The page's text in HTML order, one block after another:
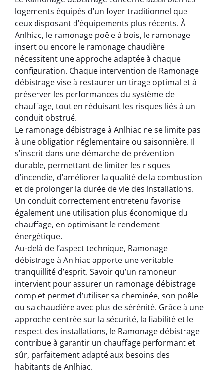
logements équipés d’un foyer traditionnel que
ceux disposant d’équipements plus récents. À
Anlhiac, le ramonage poêle à bois, le ramonage
insert ou encore le ramonage chaudière
nécessitent une approche adaptée à chaque
configuration. Chaque intervention de Ramonage
débistrage vise à restaurer un tirage optimal et à
préserver les performances du système de
chauffage, tout en réduisant les risques liés à un
conduit obstrué.
Le ramonage débistrage à Anlhiac ne se limite pas
à une obligation réglementaire ou saisonnière. Il
s’inscrit dans une démarche de prévention
durable, permettant de limiter les risques
d’incendie, d’améliorer la qualité de la combustion
et de prolonger la durée de vie des installations.
Un conduit correctement entretenu favorise
également une utilisation plus économique du
chauffage, en optimisant le rendement
énergétique.
Au-delà de l’aspect technique, Ramonage
débistrage à Anlhiac apporte une véritable
tranquillité d’esprit. Savoir qu’un ramoneur
intervient pour assurer un ramonage débistrage
complet permet d’utiliser sa cheminée, son poêle
ou sa chaudière avec plus de sérénité. Grâce à une
approche centrée sur la sécurité, la fiabilité et le
respect des installations, le Ramonage débistrage
contribue à garantir un chauffage performant et
sûr, parfaitement adapté aux besoins des
habitants de Anlhiac.